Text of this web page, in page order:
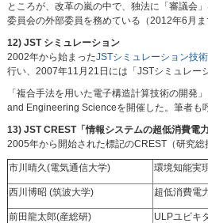
ところが、改革の嵐の中で、独法に「審議会
委員会の外部委員を務めている（2012年6月ま
12) JST シミュレーション
2002年から始まったJSTシミュレーション技
行い、2007年11月21日には「JSTシミュレー
「複合手法を用いた電子構造計算技術の開
and Engineering Scienceを開催した。筆者も
13) JST CREST「情報システムの超低消費電
2005年から開始された標記のCREST（研究
市川晴久(電気通信大学) 環境知能実
西川博昭 (筑波大学) 超低消費電
前田龍太郎(産総研) ULPユビキ